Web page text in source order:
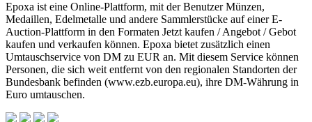
Epoxa ist eine Online-Plattform, mit der Benutzer Münzen,
Medaillen, Edelmetalle und andere Sammlerstücke auf einer E-
Auction-Plattform in den Formaten Jetzt kaufen / Angebot / Gebot
kaufen und verkaufen können. Epoxa bietet zusätzlich einen
Umtauschservice von DM zu EUR an. Mit diesem Service können
Personen, die sich weit entfernt von den regionalen Standorten der
Bundesbank befinden (www.ezb.europa.eu), ihre DM-Währung in
Euro umtauschen.